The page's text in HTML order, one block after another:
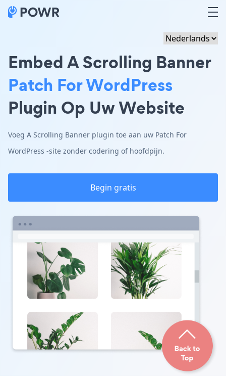
Embed A Scrolling Banner
Patch For WordPress
Plugin Op Uw Website
Voeg A Scrolling Banner plugin toe aan uw Patch For
WordPress -site zonder codering of hoofdpijn.
Begin gratis